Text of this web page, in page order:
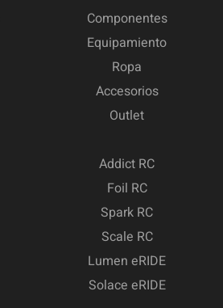
Componentes
Equipamiento
Ropa
Accesorios
Outlet
Addict RC
Foil RC
Spark RC
Scale RC
Lumen eRIDE
Solace eRIDE